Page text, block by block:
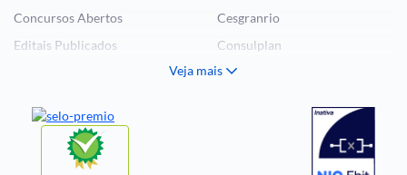
Concursos Abertos
Editais Publicados
Questões de Concurso
Cesgranrio
Consulplan
FCC
Veja mais